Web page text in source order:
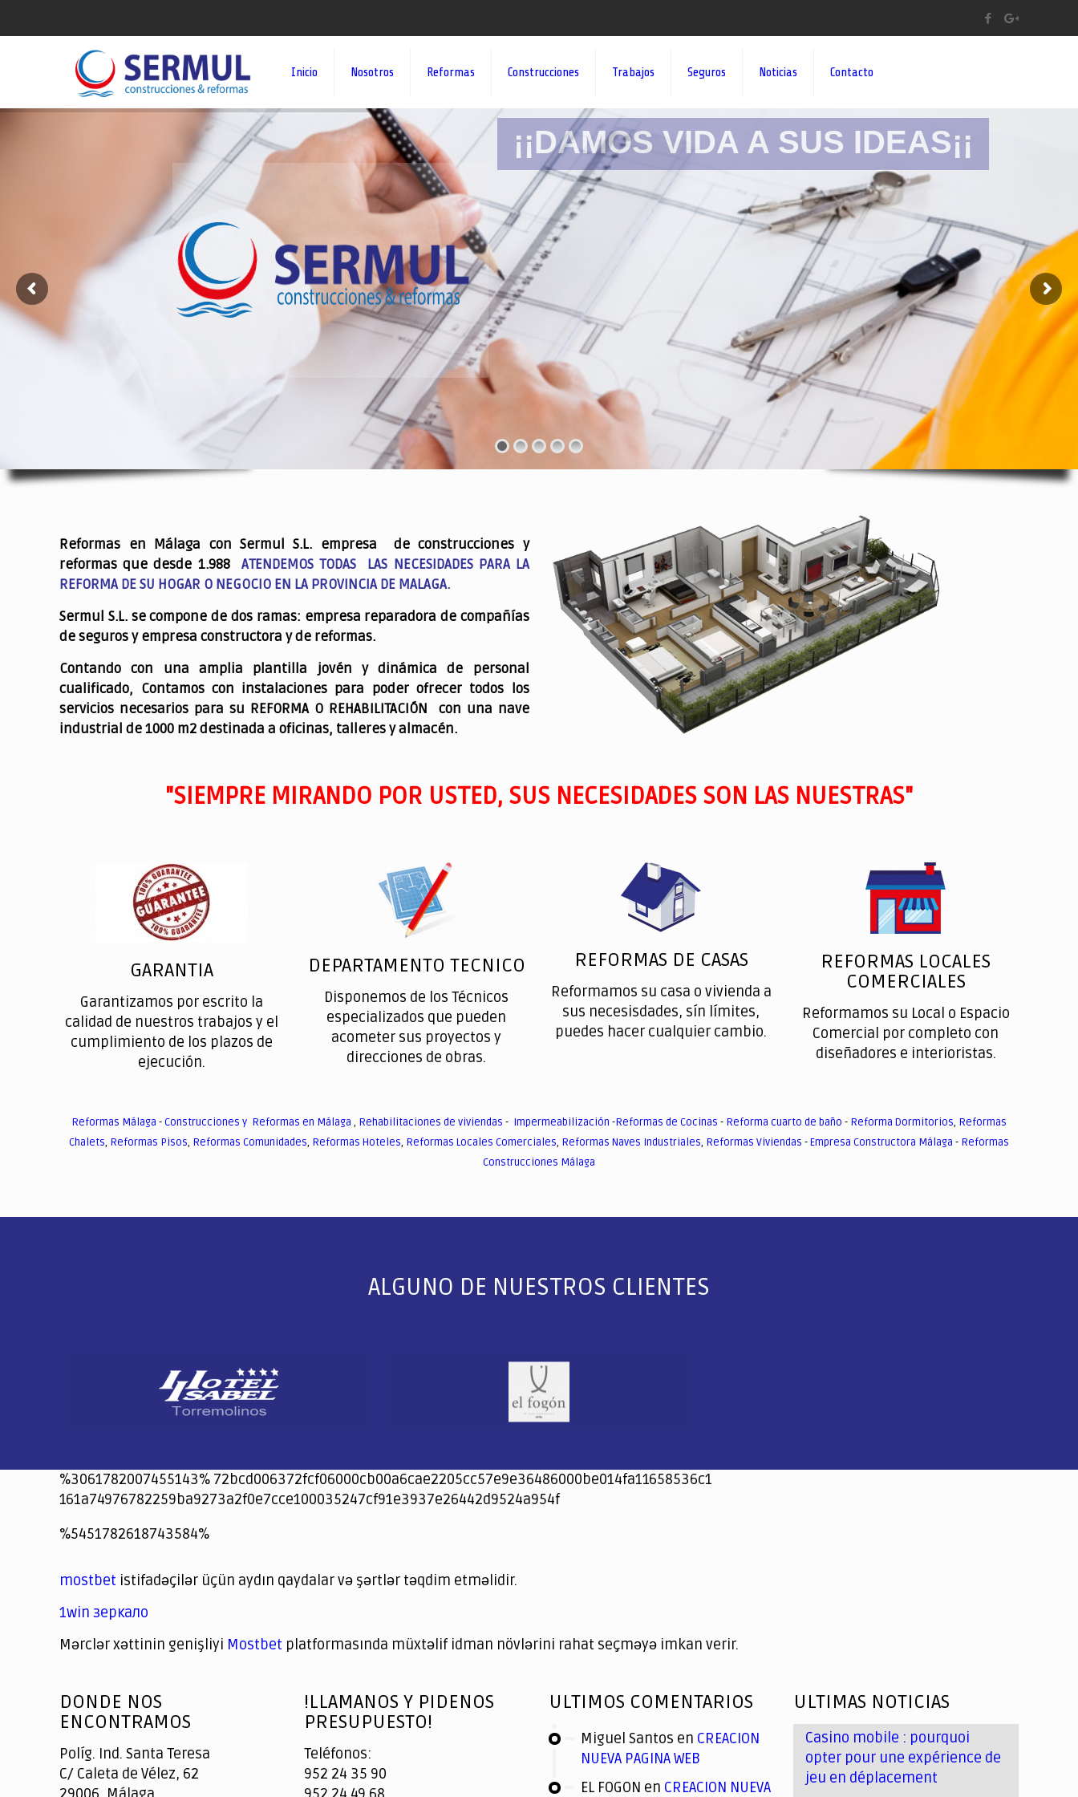
Inicio Nosotros Reformas Construcciones Trabajos Seguros Noticias Contacto
¡¡DAMOS VIDA A SUS IDEAS¡¡
Nadie mejor que nosotros para hacer la reforma
Reformas en Málaga con Sermul S.L. empresa de construcciones y
reformas que desde 1.988 ATENDEMOS TODAS LAS NECESIDADES PARA LA
REFORMA DE SU HOGAR O NEGOCIO EN LA PROVINCIA DE MALAGA.
Sermul S.L. se compone de dos ramas: empresa reparadora de compañías
de seguros y empresa constructora y de reformas.
Contando con una amplia plantilla jovén y dinámica de personal
cualificado, Contamos con instalaciones para poder ofrecer todos los
servicios necesarios para su REFORMA O REHABILITACIÓN con una nave
industrial de 1000 m2 destinada a oficinas, talleres y almacén.
"SIEMPRE MIRANDO POR USTED, SUS NECESIDADES SON LAS NUESTRAS"
GARANTIA
Garantizamos por escrito la
calidad de nuestros trabajos y el
cumplimiento de los plazos de
ejecución.
DEPARTAMENTO TECNICO
Disponemos de los Técnicos
especializados que pueden
acometer sus proyectos y
direcciones de obras.
REFORMAS DE CASAS
Reformamos su casa o vivienda a
sus necesisdades, sín límites,
puedes hacer cualquier cambio.
REFORMAS LOCALES
COMERCIALES
Reformamos su Local o Espacio
Comercial por completo con
diseñadores e interioristas.
Reformas Málaga -Construcciones y Reformas en Málaga , Rehabilitaciones de viviendas - Impermeabilización -Reformas de Cocinas - Reforma cuarto de baño - Reforma Dormitorios, Reformas
Chalets, Reformas Pisos, Reformas Comunidades, Reformas Hoteles, Reformas Locales Comerciales, Reformas Naves Industriales, Reformas Viviendas -Empresa Constructora Málaga - Reformas
Construcciones Málaga
ALGUNO DE NUESTROS CLIENTES
%3061782007455143% 72bcd006372fcf06000cb00a6cae2205cc57e9e36486000be014fa11658536c1
161a74976782259ba9273a2f0e7cce100035247cf91e3937e26442d9524a954f
jeetcity
1xbet
jeet city casino
%5451782618743584%
spintiger
Avabet
Spinrise
Crown Green
Crowngreen casino login
슈가 러쉬1000 슬롯
crazy time casino online
1xcasinozambia.com
codingworldnews.com
parimatch.kr
winorio
winorio casino
winorio
mostbet istifadəçilər üçün aydın qaydalar və şərtlər təqdim etməlidir.
1win зеркало
Mərclər xəttinin genişliyi Mostbet platformasında müxtəlif idman növlərini rahat seçməyə imkan verir.
of
Casino
DONDE NOS
ENCONTRAMOS
Políg. Ind. Santa Teresa
C/ Caleta de Vélez, 62
!LLAMANOS Y PIDENOS
PRESUPUESTO!
Teléfonos:
952 24 35 90
ULTIMOS COMENTARIOS
Miguel Santos en CREACION
NUEVA PAGINA WEB
EL FOGON en CREACION NUEVA
ULTIMAS NOTICIAS
Casino mobile : pourquoi
opter pour une expérience de
jeu en déplacement